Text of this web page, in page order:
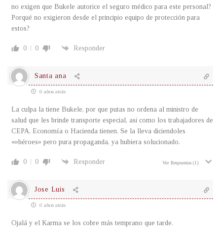
no exigen que Bukele autorice el seguro médico para este personal?
Porqué no exigieron desde el principio equipo de protección para
estos?
0 0 Responder
Santa ana
6 años atrás
La culpa la tiene Bukele, por que putas no ordena al ministro de
salud que les brinde transporte especial, asi como los trabajadores de
CEPA, Economía o Hacienda tienen. Se la lleva diciendoles
«»héroes» pero pura propaganda, ya hubiera solucionado.
0 0 Responder Ver Respuestas (1)
Jose Luis
6 años atrás
Ojalá y el Karma se los cobre más temprano que tarde.